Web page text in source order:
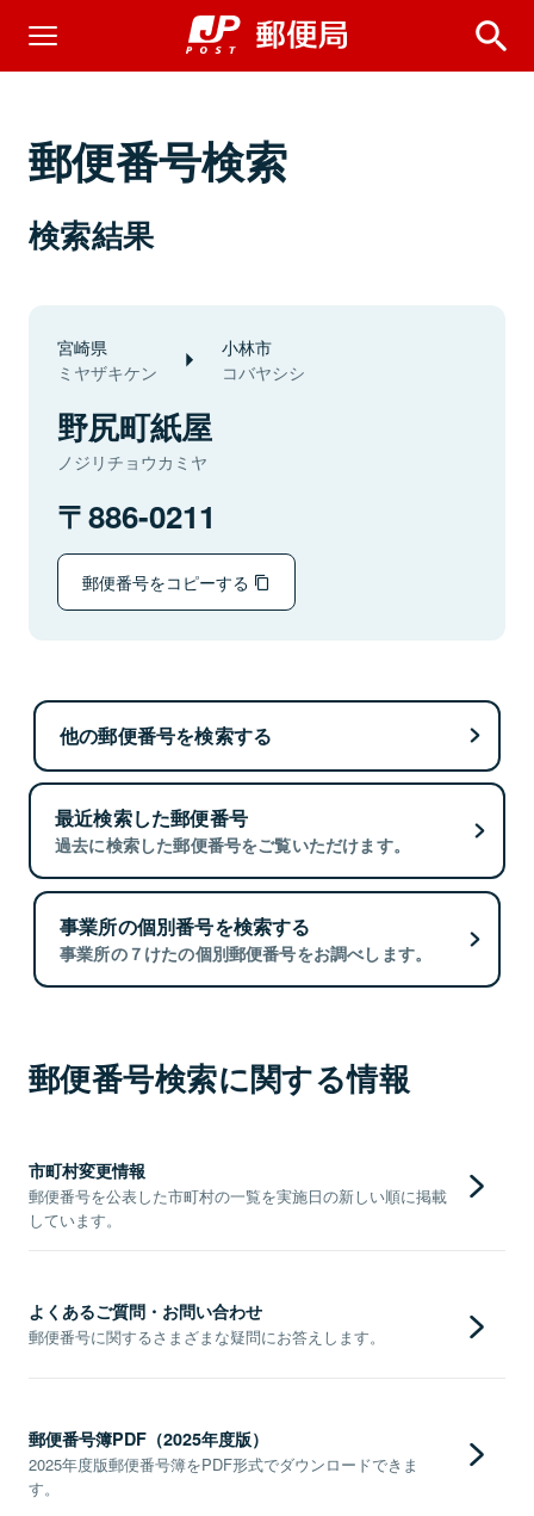
郵便番号検索
検索結果
宮崎県
ミヤザキケン
小林市
コバヤシシ
野尻町紙屋
ノジリチョウカミヤ
886-0211
郵便番号をコピーする
他の郵便番号を検索する
最近検索した郵便番号
過去に検索した郵便番号をご覧いただけます。
事業所の個別番号を検索する
事業所の７けたの個別郵便番号をお調べします。
郵便番号検索に関する情報
市町村変更情報
郵便番号を公表した市町村の一覧を実施日の新しい順に掲載
しています。
よくあるご質問・お問い合わせ
郵便番号に関するさまざまな疑問にお答えします。
郵便番号簿PDF（2025年度版）
2025年度版郵便番号簿をPDF形式でダウンロードできま
す。